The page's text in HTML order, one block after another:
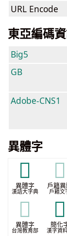
URL Encode
東亞編碼
Big5
GB
Adobe-CNS1
異體字
𧢒
異體字
漢語大字典
𧢒
戶籍
戶籍文
𧢓
異體字
台灣教育部
𫌭
簡化
漢字資